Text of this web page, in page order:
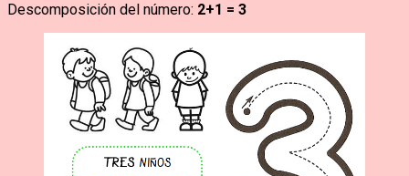
Descomposición del número: 2+1 = 3